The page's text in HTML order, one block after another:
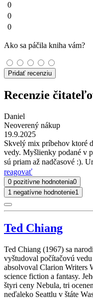
0
0
0
Ako sa páčila kniha vám?
Pridať recenziu
Recenzie
Daniel
Neoverený nákup
19.9.2025
Skvelý mix príbehov ktoré
vedy. Myšlienky podané v
sú priam až nadčasové :).
reagovať
0 pozitívne hodnotenia0
1 negatívne hodnotenie1
Ted Chiang
Ted Chiang (1967) sa
vyštudoval počítačovú
absolvoval Clarion Writers
science fiction a fantasy.
štyri ceny Nebula, tri
neďaleko Seattlu v štáte